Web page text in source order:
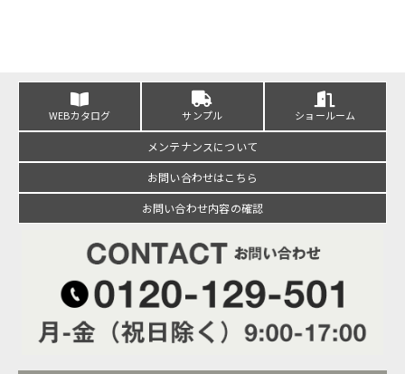
WEBカタログ サンプル ショールーム
メンテナンスについて
お問い合わせはこちら
お問い合わせ内容の確認